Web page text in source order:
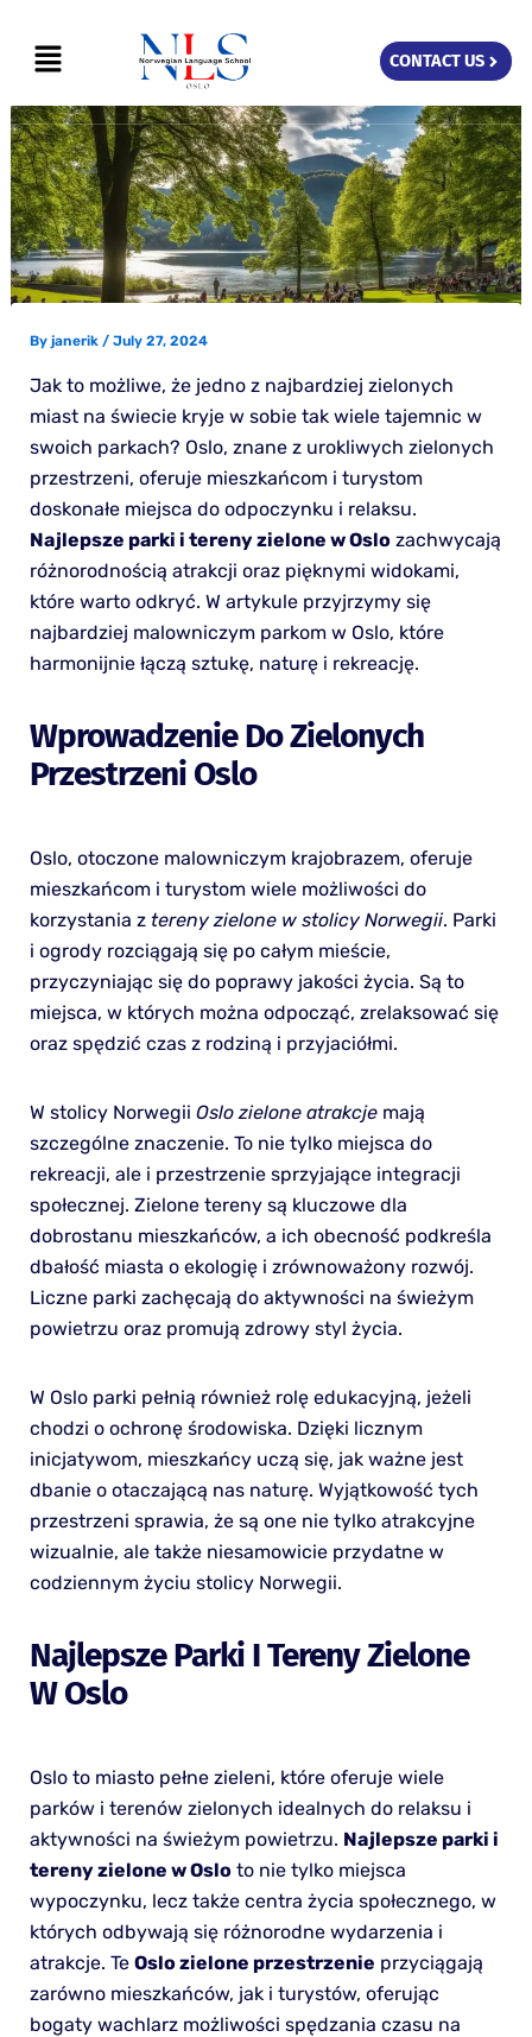
content
Menu CONTACT US
By janerik / July 27, 2024
Jak to możliwe, że jedno z najbardziej zielonych
miast na świecie kryje w sobie tak wiele tajemnic w
swoich parkach? Oslo, znane z urokliwych zielonych
przestrzeni, oferuje mieszkańcom i turystom
doskonałe miejsca do odpoczynku i relaksu.
Najlepsze parki i tereny zielone w Oslozachwycają
różnorodnością atrakcji oraz pięknymi widokami,
które warto odkryć. W artykule przyjrzymy się
najbardziej malowniczym parkom w Oslo, które
harmonijnie łączą sztukę, naturę i rekreację.
Wprowadzenie Do Zielonych
Przestrzeni Oslo
Oslo, otoczone malowniczym krajobrazem, oferuje
mieszkańcom i turystom wiele możliwości do
korzystania z tereny zielone w stolicy Norwegii. Parki
i ogrody rozciągają się po całym mieście,
przyczyniając się do poprawy jakości życia. Są to
miejsca, w których można odpocząć, zrelaksować się
oraz spędzić czas z rodziną i przyjaciółmi.
W stolicy Norwegii Oslo zielone atrakcjemają
szczególne znaczenie. To nie tylko miejsca do
rekreacji, ale i przestrzenie sprzyjające integracji
społecznej. Zielone tereny są kluczowe dla
dobrostanu mieszkańców, a ich obecność podkreśla
dbałość miasta o ekologię i zrównoważony rozwój.
Liczne parki zachęcają do aktywności na świeżym
powietrzu oraz promują zdrowy styl życia.
W Oslo parki pełnią również rolę edukacyjną, jeżeli
chodzi o ochronę środowiska. Dzięki licznym
inicjatywom, mieszkańcy uczą się, jak ważne jest
dbanie o otaczającą nas naturę. Wyjątkowość tych
przestrzeni sprawia, że są one nie tylko atrakcyjne
wizualnie, ale także niesamowicie przydatne w
codziennym życiu stolicy Norwegii.
Najlepsze Parki I Tereny Zielone
W Oslo
Oslo to miasto pełne zieleni, które oferuje wiele
parków i terenów zielonych idealnych do relaksu i
aktywności na świeżym powietrzu. Najlepsze parki i
tereny zielone w Osloto nie tylko miejsca
wypoczynku, lecz także centra życia społecznego, w
których odbywają się różnorodne wydarzenia i
atrakcje. Te Oslo zielone przestrzenie przyciągają
zarówno mieszkańców, jak i turystów, oferując
bogaty wachlarz możliwości spędzania czasu na